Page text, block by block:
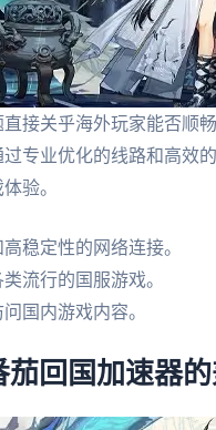
接关乎海外玩家能否顺
专业优化的线路和高效
验。
稳定性的网络连接。
流行的国服游戏。
国内游戏内容。
回国加速器